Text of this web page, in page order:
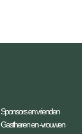
Sponsors en vrienden
Gastheren en -vrouwen